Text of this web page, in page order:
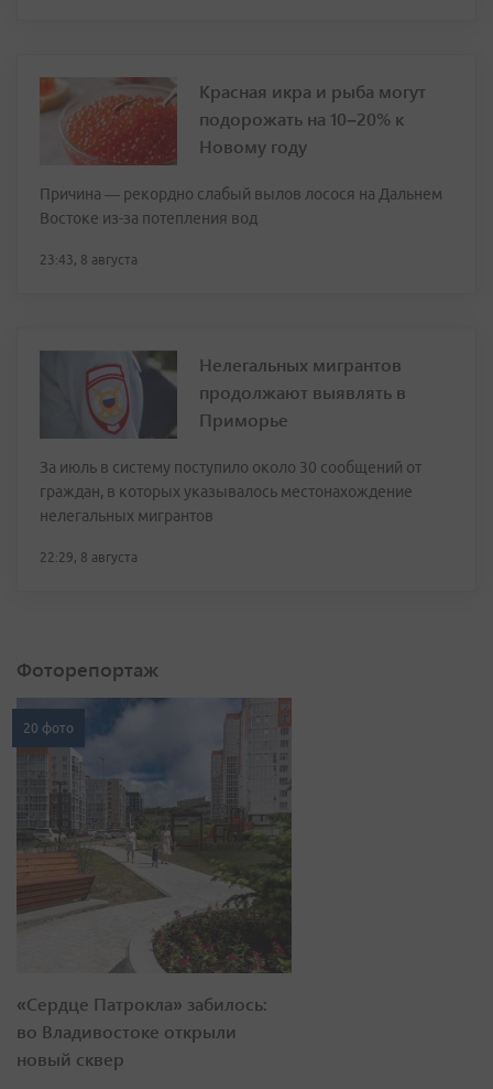
Красная икра и рыба могут
подорожать на 10–20% к
Новому году
Причина — рекордно слабый вылов лосося на Дальнем
Востоке из-за потепления вод
23:43, 8 августа
Нелегальных мигрантов
продолжают выявлять в
Приморье
За июль в систему поступило около 30 сообщений от
граждан, в которых указывалось местонахождение
нелегальных мигрантов
22:29, 8 августа
Фоторепортаж
20 фото
«Сердце Патрокла» забилось:
во Владивостоке открыли
новый сквер